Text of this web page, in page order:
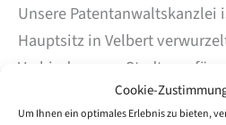
Cookie-
Um Ihnen ein optimales Erlebnis zu bieten,
Unsere Patentanwaltskanzlei
Hauptsitz in Velbert
Verbindung zur Stadt war für
Innovationskraft der hier